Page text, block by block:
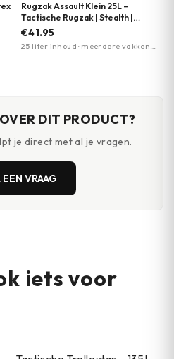
Rugzak Assault Klein 25L –
Tactische Rugzak | Stealth |
Meerdere kleuren
€41.95
25 liter inhoud · meerdere vakken
DIT PRODUCT?
je direct met al je vragen.
VRAAG
iets voor